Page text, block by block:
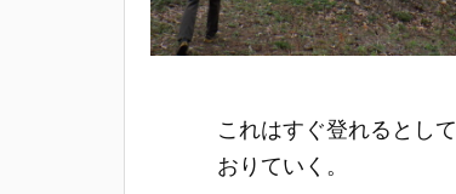
これはすぐ登れるとし
おりていく。